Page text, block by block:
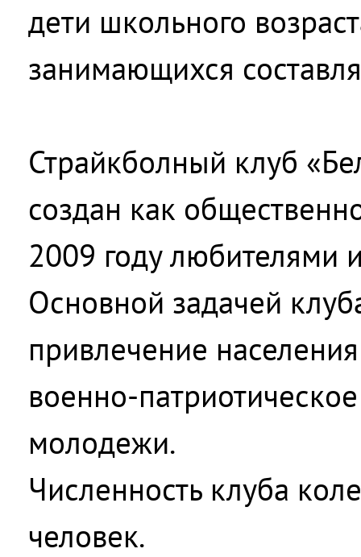
дети школьного
занимающихся
Страйкболный клуб
создан как
2009 году любителями
Основной задачей
привлечение
военно-
молодежи.
Численность клуба
человек.